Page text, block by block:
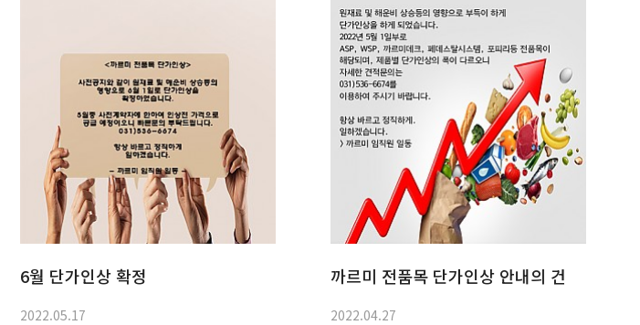
6월 단가인상 확정
2022.05.17
까르미 전품목 단가인상 안내의 건
2022.04.27